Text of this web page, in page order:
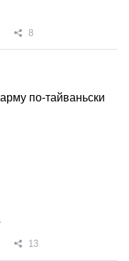
8
по-тайваньски
13